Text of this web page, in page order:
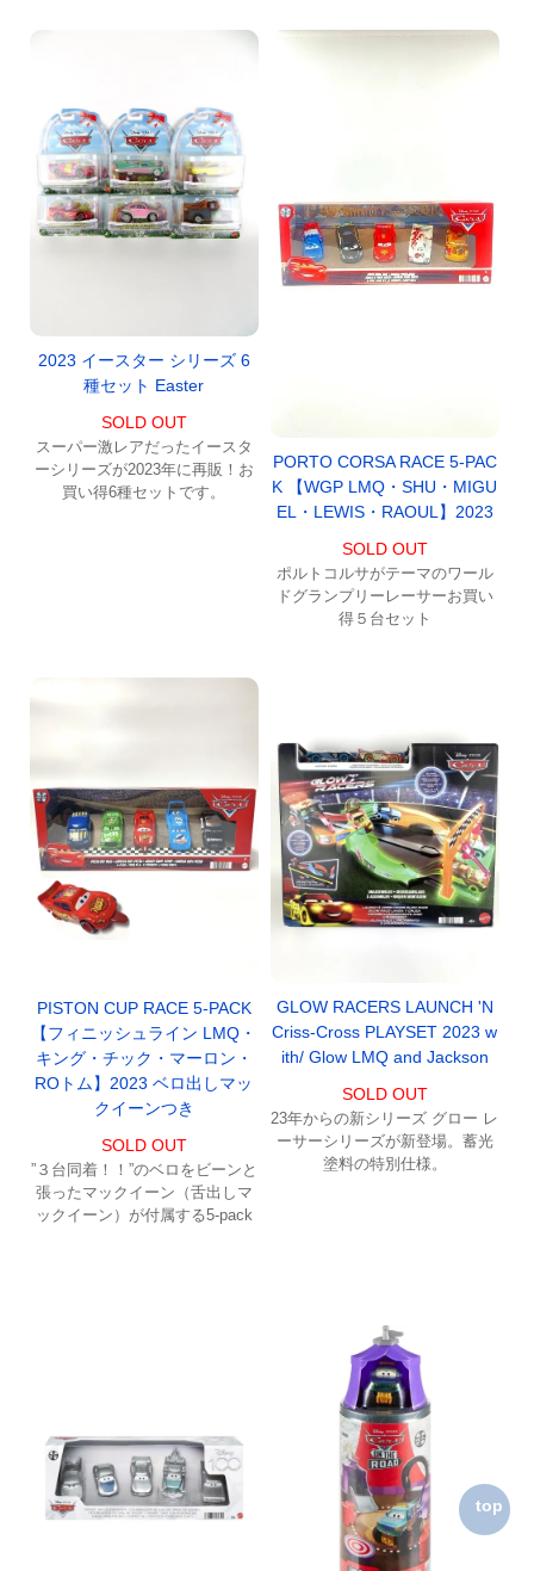
top
2023 イースター シリーズ 6
種セット Easter
SOLD OUT
スーパー激レアだったイースタ
ーシリーズが2023年に再販！お
買い得6種セットです。
PORTO CORSA RACE 5-PAC
K 【WGP LMQ・SHU・MIGU
EL・LEWIS・RAOUL】2023
SOLD OUT
ポルトコルサがテーマのワール
ドグランプリーレーサーお買い
得５台セット
PISTON CUP RACE 5-PACK
【フィニッシュライン LMQ・
キング・チック・マーロン・
ROトム】2023 ベロ出しマッ
クイーンつき
SOLD OUT
”３台同着！！”のベロをビーンと
張ったマックイーン（舌出しマ
ックイーン）が付属する5-pack
GLOW RACERS LAUNCH 'N
Criss-Cross PLAYSET 2023 w
ith/ Glow LMQ and Jackson
SOLD OUT
23年からの新シリーズ グロー レ
ーサーシリーズが新登場。蓄光
塗料の特別仕様。